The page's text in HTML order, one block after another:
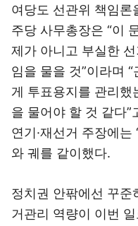
여당도 선관위 책임론
주당 사무총장은 “이
제가 아니고 부실한
임을 물을 것”이라며
게 투표용지를 관리했
을 물어야 할 것 같다”
연기·재선거 주장에는
와 궤를 같이했다.
정치권 안팎에선 꾸준
거관리 역량이 이번